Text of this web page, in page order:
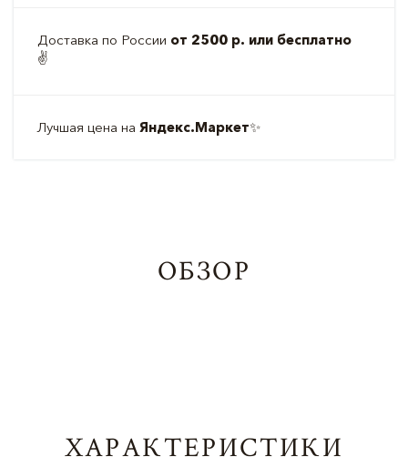
Доставка по России от 2500 р. или бесплатно
✌️
Лучшая цена на Яндекс.Маркет✨
ОБЗОР
ХАРАКТЕРИСТИКИ